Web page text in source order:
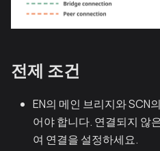
전제 조건
EN의 메인 브리지와 SCN
어야 합니다. 연결되지 않
여 연결을 설정하세요.